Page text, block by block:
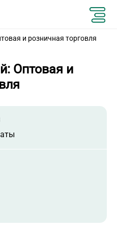
и розничная торговля
Оптовая и